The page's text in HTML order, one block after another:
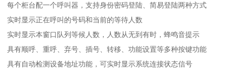
每个柜台配一个呼叫器，支持身份密码登陆、简易登陆两种方式
实时显示正在呼叫的号码和当前的等待人数
实时显示本窗口队列等候人数，人数从无到有时，蜂鸣音提示
具有顺呼、重呼、弃号、插号、转移、功能设置等多种按键功能
具有自动检测设备地址功能，可实时显示系统连接状态信号